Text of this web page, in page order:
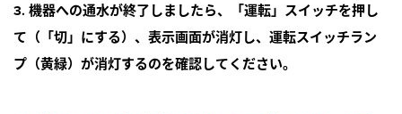
3. 機器への通水が終了しましたら、「運転」スイッチを押し
て（「切」にする）、表示画面が消灯し、運転スイッチラン
プ（黄緑）が消灯するのを確認してください。